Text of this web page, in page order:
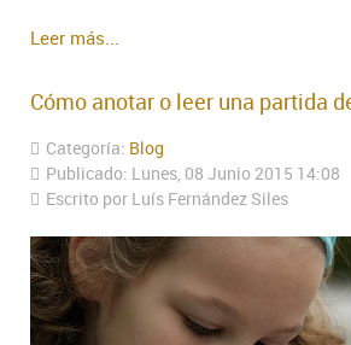
Leer más...
Cómo anotar o leer una partida
Categoría: Blog
Publicado: Lunes, 08 Junio 2015 14:08
Escrito por Luís Fernández Siles